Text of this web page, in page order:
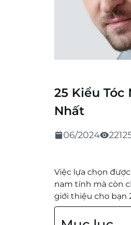
25 Kiểu
Nhất
06/2024
Việc lựa chọn
nam tính mà còn
giới thiệu cho bạn